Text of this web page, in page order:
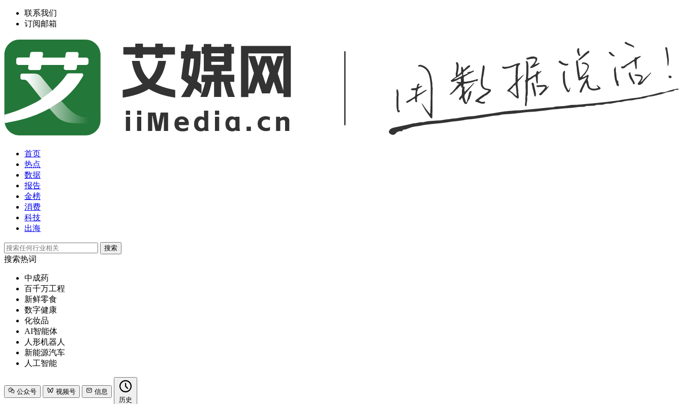
联系我们
订阅邮箱
首页
热点
数据
报告
金榜
消费
科技
出海
搜索
搜索热词
中成药
百千万工程
新鲜零食
数字健康
化妆品
AI智能体
人形机器人
新能源汽车
人工智能
公众号 视频号
信息
历史